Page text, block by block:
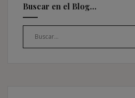
Buscar en el Blog…